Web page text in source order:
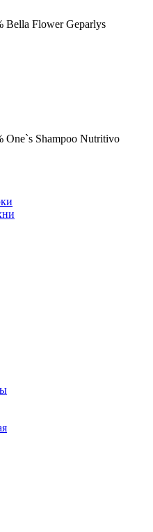
Bella Flower Geparlys
One`s Shampoo Nutritivo